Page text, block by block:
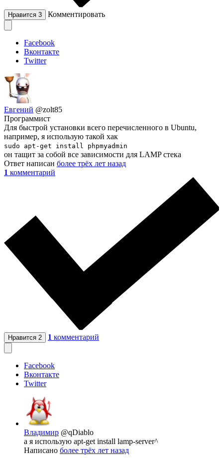
Нравится 3 Комментировать
Facebook
Вконтакте
Twitter
Евгений @zolt85
Программист
Для быстрой установки всего перечисленного в Ubuntu,
например, я использую такой хак
sudo apt-get install phpmyadmin
он тащит за собой все зависимости для LAMP стека
Ответ написан более трёх лет назад
1 комментарий
Нравится 2 1 комментарий
Facebook
Вконтакте
Twitter
Владимир @qDiablo
а я использую apt-get install lamp-server^
Написано более трёх лет назад